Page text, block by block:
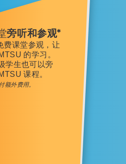
旁听和参观*
费课堂参观，让
的学习。
学生也可以旁
课程。
额外费用。